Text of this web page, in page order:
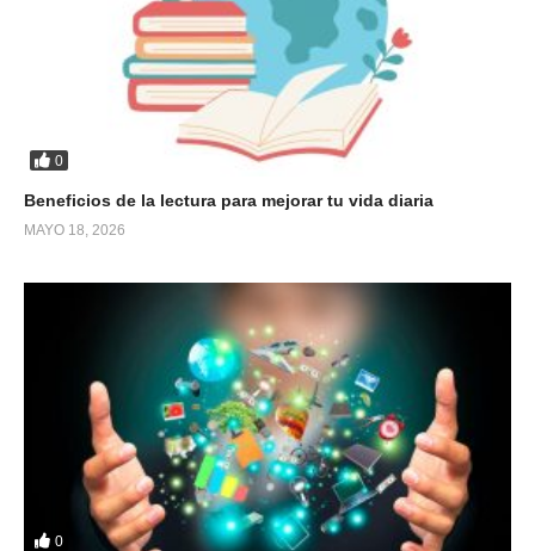
0
Beneficios de la lectura para mejorar tu vida diaria
MAYO 18, 2026
0